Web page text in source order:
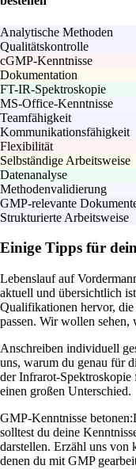
Analytische Methoden
Qualitätskontrolle
cGMP-Kenntnisse
Dokumentation
FT-IR-Spektroskopie
MS-Office-Kenntnisse
Teamfähigkeit
Kommunikationsfähigkeit
Flexibilität
Selbständige Arbeitsweise
Datenanalyse
Methodenvalidierung
GMP-relevante
Strukturierte Arbeitsweise
Einige Tipps für
Lebenslauf auf
aktuell und übersichtlich
Qualifikationen hervor, die
passen. Wir wollen sehen,
Anschreiben individuell
uns, warum du genau für
der Infrarot-
einen großen Unterschied.
GMP-Kenntnisse betonen:
solltest du deine
darstellen. Erzähl uns von
denen du mit GMP